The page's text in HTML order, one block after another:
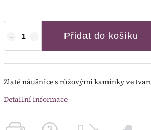
Přidat do košíku
Zlaté náušnice s růžovými kamínky ve
Detailní informace